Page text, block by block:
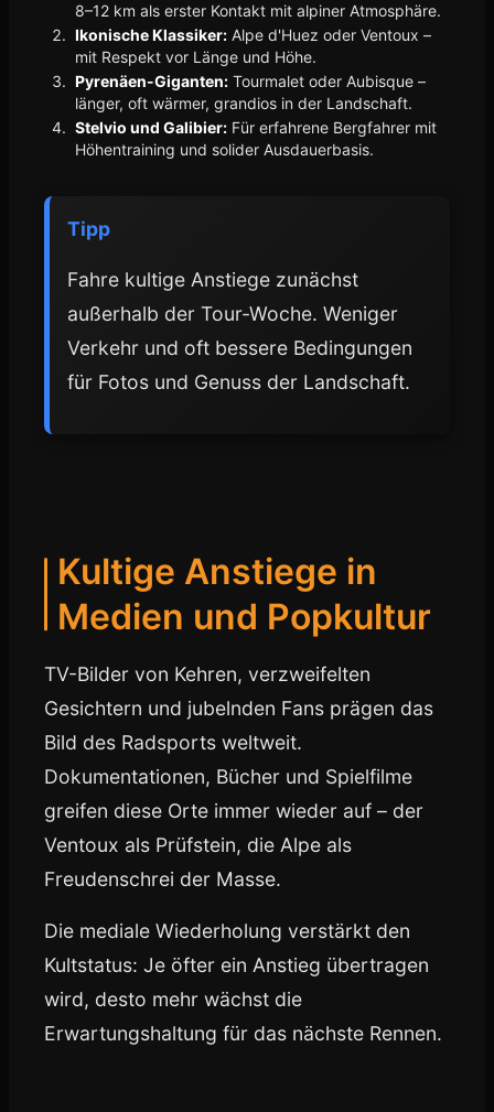
8–12 km als erster Kontakt mit alpiner Atmosphäre.
Ikonische Klassiker: Alpe d'Huez oder Ventoux –
mit Respekt vor Länge und Höhe.
Pyrenäen-Giganten: Tourmalet oder Aubisque –
länger, oft wärmer, grandios in der Landschaft.
Stelvio und Galibier: Für erfahrene Bergfahrer mit
Höhentraining und solider Ausdauerbasis.
Tipp
Fahre kultige Anstiege zunächst
außerhalb der Tour-Woche. Weniger
Verkehr und oft bessere Bedingungen
für Fotos und Genuss der Landschaft.
Kultige Anstiege in
Medien und Popkultur
TV-Bilder von Kehren, verzweifelten
Gesichtern und jubelnden Fans prägen das
Bild des Radsports weltweit.
Dokumentationen, Bücher und Spielfilme
greifen diese Orte immer wieder auf – der
Ventoux als Prüfstein, die Alpe als
Freudenschrei der Masse.
Die mediale Wiederholung verstärkt den
Kultstatus: Je öfter ein Anstieg übertragen
wird, desto mehr wächst die
Erwartungshaltung für das nächste Rennen.